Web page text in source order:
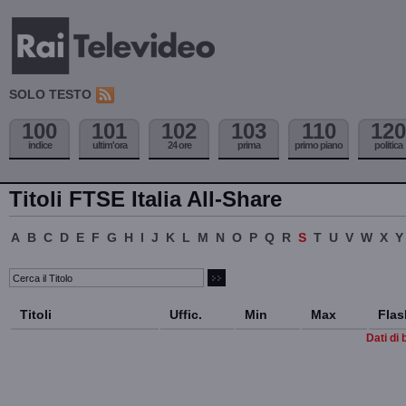
SOLO TESTO
100
indice
101
ultim'ora
102
24 ore
103
prima
110
primo piano
120
politica
Titoli FTSE Italia All-Share
A B C D E F G H I J K L M N O P Q R S T U V W X Y
Titoli Uffic. Min Max
Dati di